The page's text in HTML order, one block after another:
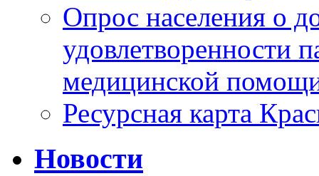
Опрос населения о
удовлетворенности
медицинской
Ресурсная карта
Новости